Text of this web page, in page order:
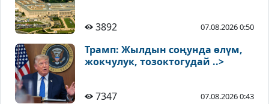
3892 07.08.2026 0:50
Трамп: Жылдын соңунда өлүм,
жокчулук, тозоктогудай ..>
7347 07.08.2026 0:43